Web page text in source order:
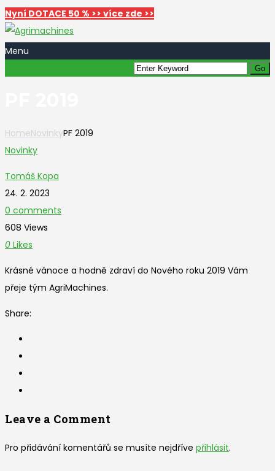
Nyní DOTACE 50 % >> více zde >>
Menu
HomeNovinkyPF 2019
Novinky
Tomáš Kopa
24. 2. 2023
0 comments
608 Views
0 Likes
Krásné vánoce a hodně zdraví do Nového roku 2019 Vám
přeje tým AgriMachines.
Share:
Leave a Comment
Pro přidávání komentářů se musíte nejdříve přihlásit.